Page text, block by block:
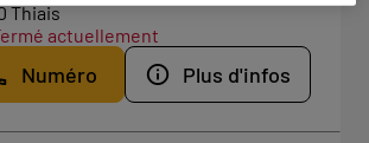
Thiais
actuellement
Numéro Plus d'infos